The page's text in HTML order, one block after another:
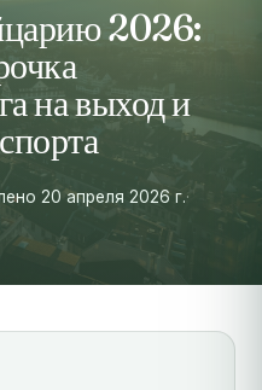
2026:
на выход и
20 апреля 2026 г.·